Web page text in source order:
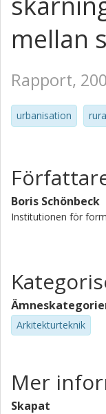
mellan
Rapport,
urbanisation
Boris Schönbeck
Institutionen för
Ämneskategorier
Arkitekturteknik
Mer
Skapat